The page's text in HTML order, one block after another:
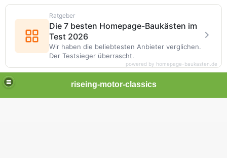
riseing-motor-classics
Ratgeber
Die 7 besten Homepage-Baukästen im
Test 2026
Wir haben die beliebtesten Anbieter verglichen.
Der Testsieger überrascht.
powered by homepage-baukasten.de